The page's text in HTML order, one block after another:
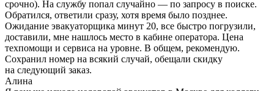
срочно). На службу попал случайно — по запросу в поиске.
Обратился, ответили сразу, хотя время было позднее.
Ожидание эвакуаторщика минут 20, все быстро погрузили,
доставили, мне нашлось место в кабине оператора. Цена
техпомощи и сервиса на уровне. В общем, рекомендую.
Сохранил номер на всякий случай, обещали скидку
на следующий заказ.
Алина